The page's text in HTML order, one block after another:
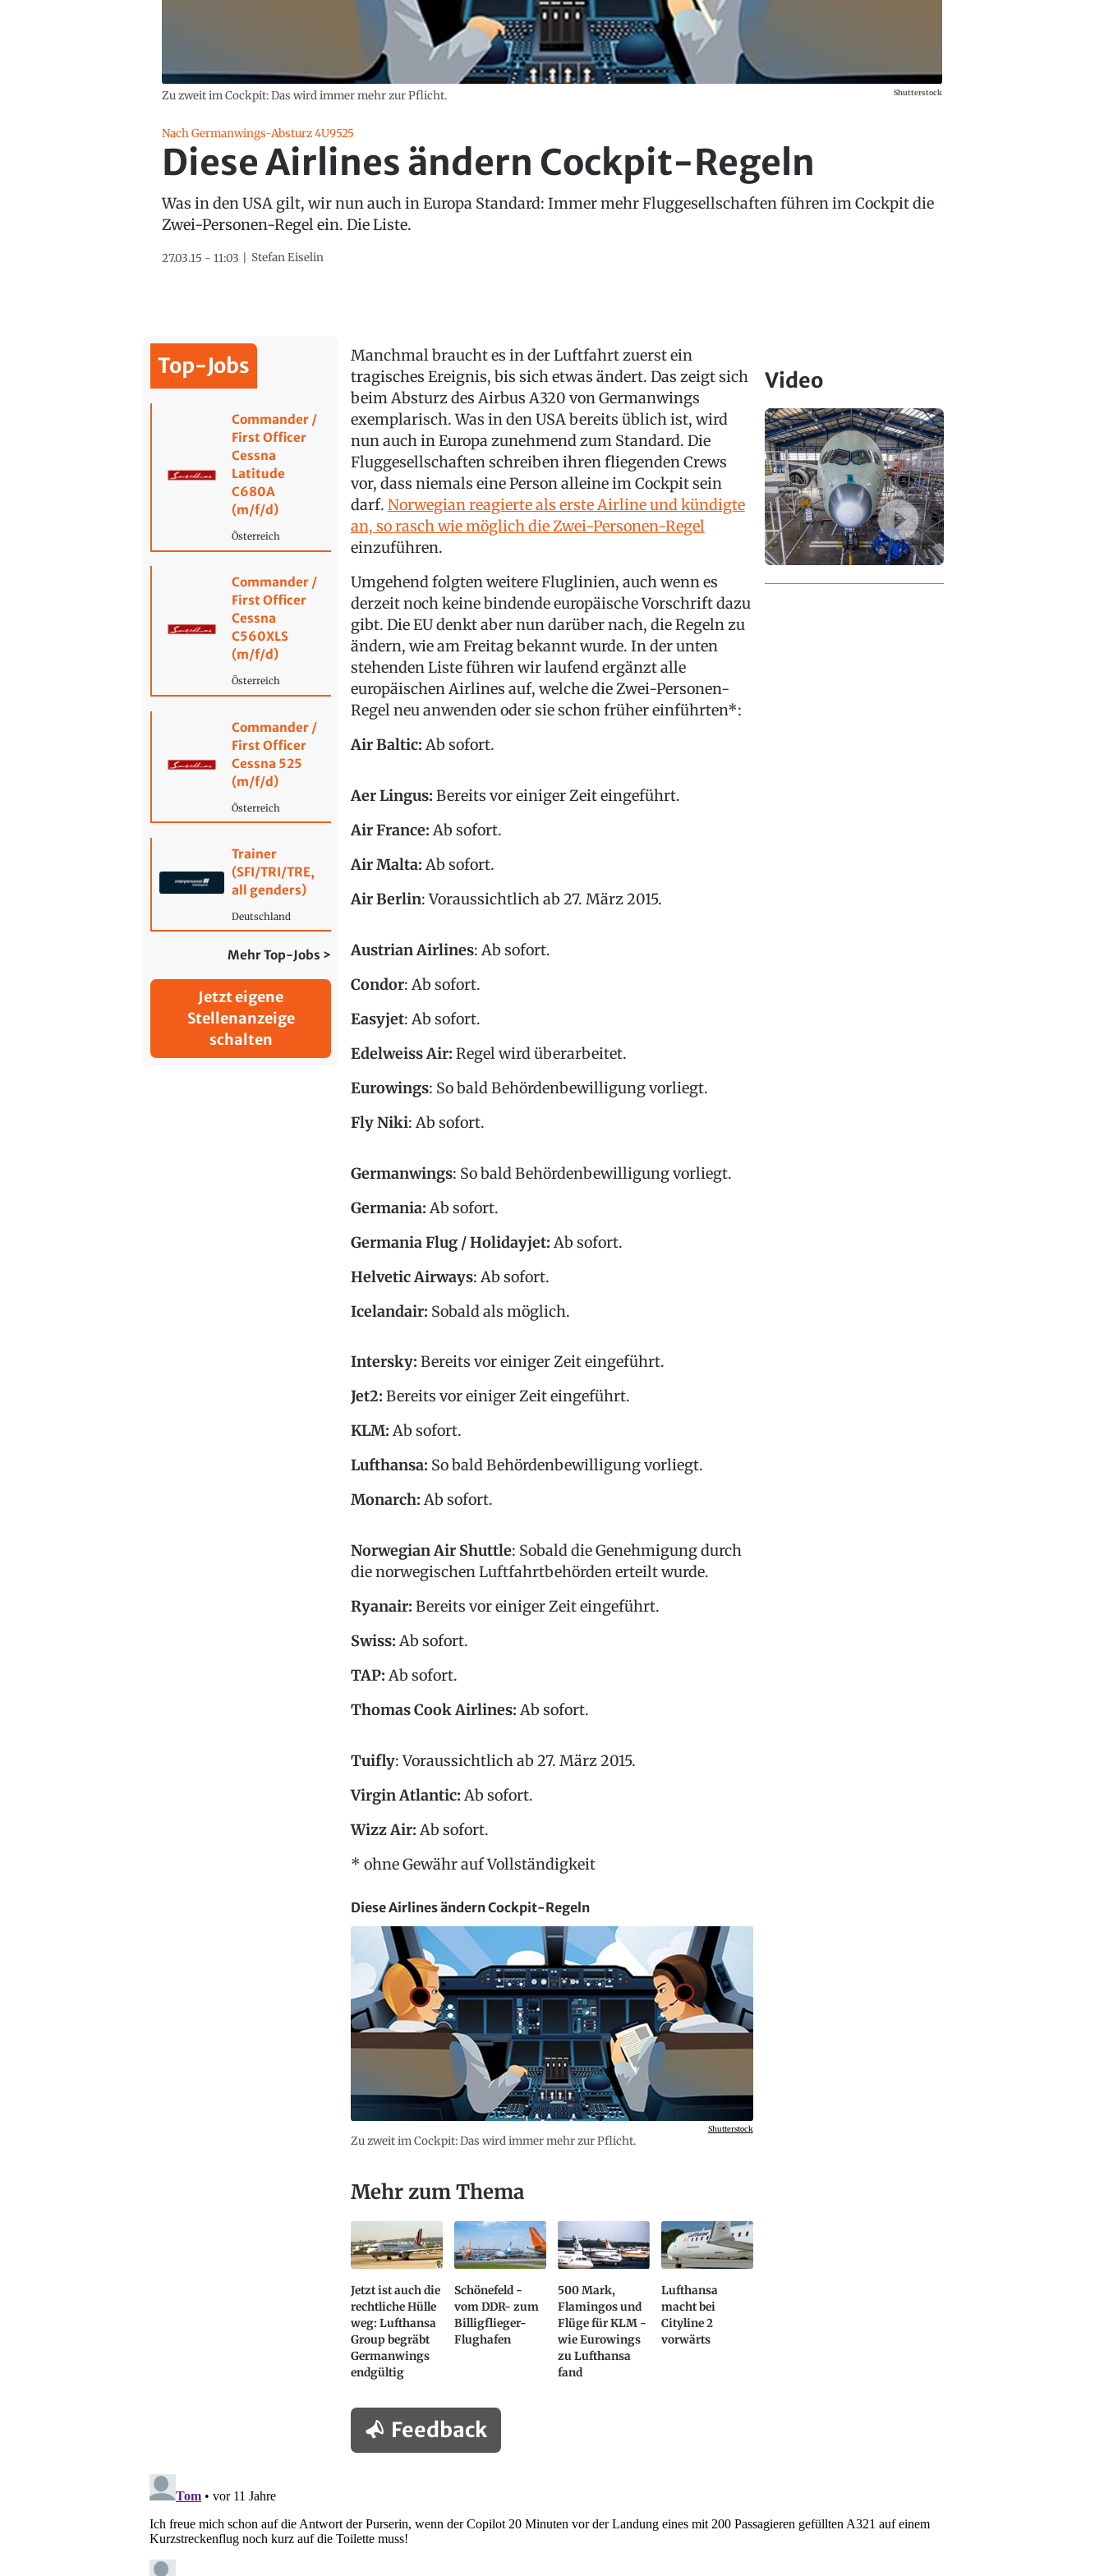
Zu zweit im Cockpit: Das wird immer mehr zur Pflicht. Shutterstock
Nach Germanwings-Absturz 4U9525
Diese Airlines ändern Cockpit-Regeln
Was in den USA gilt, wir nun auch in Europa Standard: Immer mehr Fluggesellschaften führen im Cockpit die
Zwei-Personen-Regel ein. Die Liste.
27.03.15 - 11:03 Stefan Eiselin
Top-Jobs
Commander /
First Officer
Cessna
Latitude
C680A
(m/f/d)
Österreich
Commander /
First Officer
Cessna
C560XLS
(m/f/d)
Österreich
Commander /
First Officer
Cessna 525
(m/f/d)
Österreich
Trainer
(SFI/TRI/TRE,
all genders)
Deutschland
Mehr Top-Jobs >
Jetzt eigene
Stellenanzeige
schalten
Manchmal braucht es in der Luftfahrt zuerst ein
tragisches Ereignis, bis sich etwas ändert. Das zeigt sich
beim Absturz des Airbus A320 von Germanwings
exemplarisch. Was in den USA bereits üblich ist, wird
nun auch in Europa zunehmend zum Standard. Die
Fluggesellschaften schreiben ihren fliegenden Crews
vor, dass niemals eine Person alleine im Cockpit sein
darf. Norwegian reagierte als erste Airline und kündigte
an, so rasch wie möglich die Zwei-Personen-Regel
einzuführen.
Umgehend folgten weitere Fluglinien, auch wenn es
derzeit noch keine bindende europäische Vorschrift dazu
gibt. Die EU denkt aber nun darüber nach, die Regeln zu
ändern, wie am Freitag bekannt wurde. In der unten
stehenden Liste führen wir laufend ergänzt alle
europäischen Airlines auf, welche die Zwei-Personen-
Regel neu anwenden oder sie schon früher einführten*:
Air Baltic: Ab sofort.
Aer Lingus: Bereits vor einiger Zeit eingeführt.
Air France: Ab sofort.
Air Malta: Ab sofort.
Air Berlin: Voraussichtlich ab 27. März 2015.
Austrian Airlines: Ab sofort.
Condor: Ab sofort.
Easyjet: Ab sofort.
Edelweiss Air: Regel wird überarbeitet.
Eurowings: So bald Behördenbewilligung vorliegt.
Fly Niki: Ab sofort.
Germanwings: So bald Behördenbewilligung vorliegt.
Germania: Ab sofort.
Germania Flug / Holidayjet: Ab sofort.
Helvetic Airways: Ab sofort.
Icelandair: Sobald als möglich.
Intersky: Bereits vor einiger Zeit eingeführt.
Jet2: Bereits vor einiger Zeit eingeführt.
KLM: Ab sofort.
Lufthansa: So bald Behördenbewilligung vorliegt.
Monarch: Ab sofort.
Norwegian Air Shuttle: Sobald die Genehmigung durch
die norwegischen Luftfahrtbehörden erteilt wurde.
Ryanair: Bereits vor einiger Zeit eingeführt.
Swiss: Ab sofort.
TAP: Ab sofort.
Thomas Cook Airlines: Ab sofort.
Tuifly: Voraussichtlich ab 27. März 2015.
Virgin Atlantic: Ab sofort.
Wizz Air: Ab sofort.
* ohne Gewähr auf Vollständigkeit
Diese Airlines ändern Cockpit-Regeln
Zu zweit im Cockpit: Das wird immer mehr zur Pflicht.
Shutterstock
Mehr zum Thema
Jetzt ist auch die
rechtliche Hülle
weg: Lufthansa
Group begräbt
Germanwings
endgültig
Schönefeld -
vom DDR- zum
Billigflieger-
Flughafen
500 Mark,
Flamingos und
Flüge für KLM -
wie Eurowings
zu Lufthansa
fand
Lufthansa
macht bei
Cityline 2
vorwärts
Feedback
Video